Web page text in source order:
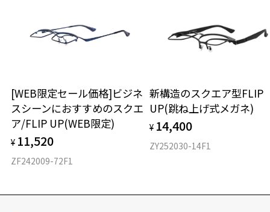
[WEB限定セール価格]ビジネ
スシーンにおすすめのスクエ
ア/FLIP UP(WEB限定)
¥ 11,520
ZF242009-72F1
新構造のスクエア型FLIP
UP(跳ね上げ式メガネ)
¥ 14,400
ZY252030-14F1